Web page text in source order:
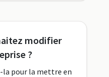
modifier
?
la pour la mettre en